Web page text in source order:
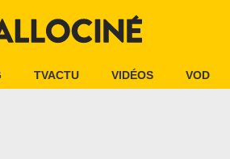
TVACTU VIDÉOS VOD